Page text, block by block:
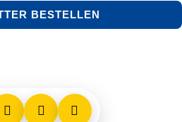
BESTELLEN